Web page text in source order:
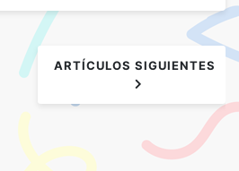
ARTÍCULOS SIGUIENTES